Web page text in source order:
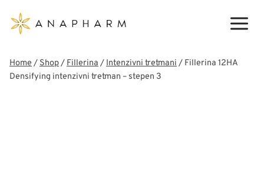
content
Home/Shop/Fillerina/Intenzivni tretmani/ Fillerina 12HA
Densifying intenzivni tretman – stepen 3